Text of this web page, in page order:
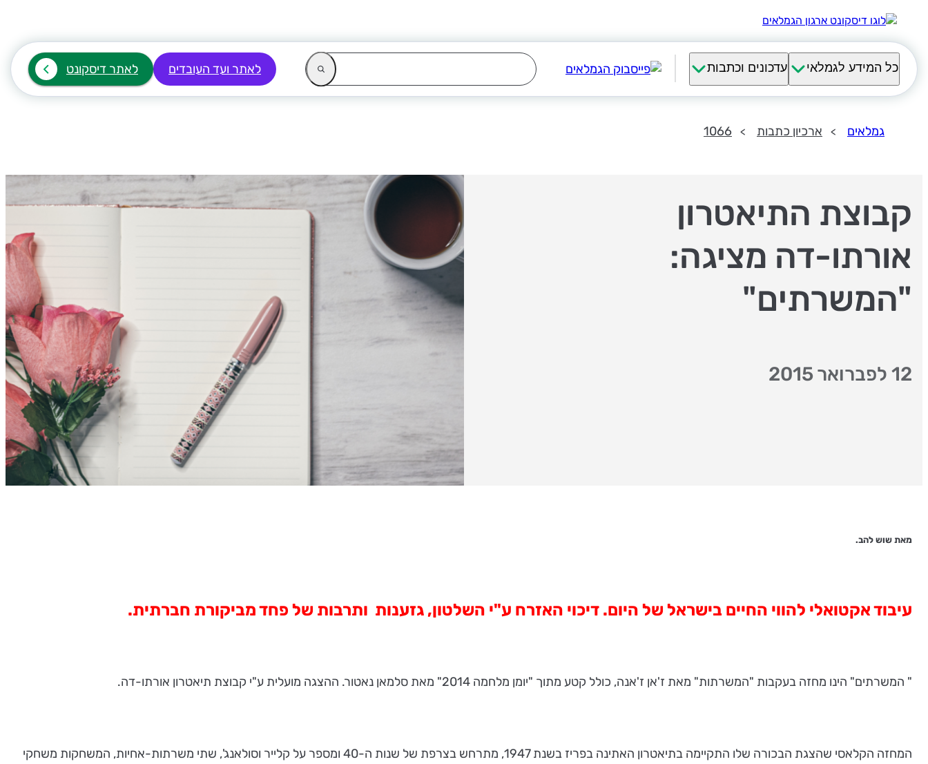
כל המידע לגמלאי עדכונים וכתבות לאתר ועד העובדים לאתר דיסקונט
גמלאים ארכיון כתבות 1066
קבוצת התיאטרון
אורתו-דה מציגה:
"המשרתים"
12 לפברואר 2015
מאת שוש להב.
עיבוד אקטואלי להווי החיים בישראל של היום. דיכוי האזרח ע"י השלטון, גזענות ותרבות של פחד מביקורת חברתית.
" המשרתים" הינו מחזה בעקבות "המשרתות" מאת ז'אן ז'אנה, כולל קטע מתוך "יומן מלחמה 2014" מאת סלמאן נאטור. ההצגה מועלית ע"י קבוצת תיאטרון אורתו-דה.
המחזה הקלאסי שהצגת הבכורה שלו התקיימה בתיאטרון האתינה בפריז בשנת 1947, מתרחש בצרפת של שנות ה-40 ומספר על קלייר וסולאנג', שתי משרתות-אחיות, המשחקות משחקי